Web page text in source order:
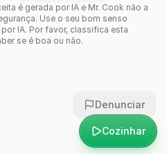
Cozinhar
é gerada por IA e Mr. Cook não a
Use o seu bom senso
IA. Por favor, classifica esta
se é boa ou não.
Denunciar